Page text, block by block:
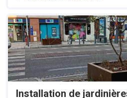
Installation de